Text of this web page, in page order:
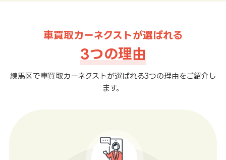
車買取カーネクストが選ばれる
3つの理由
練馬区で車買取カーネクストが選ばれる3つの理由をご紹介し
ます。